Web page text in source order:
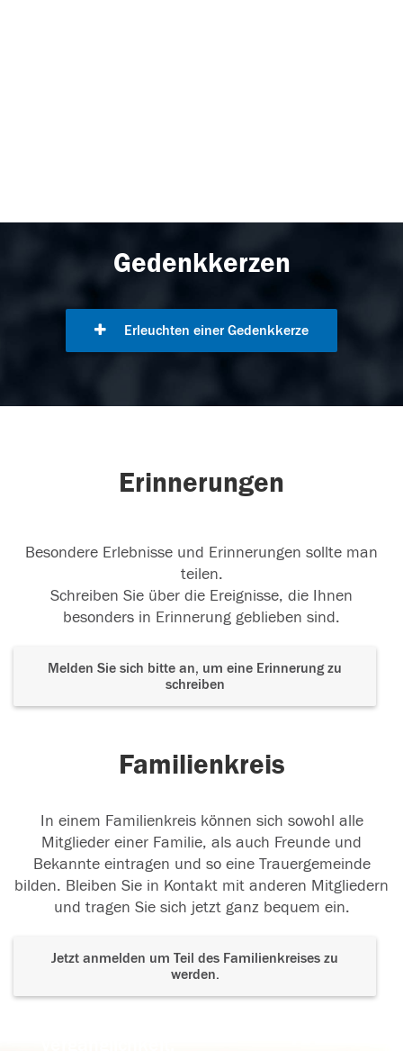
Gedenkkerzen
Erleuchten einer Gedenkkerze
Erinnerungen
Besondere Erlebnisse und Erinnerungen sollte man
teilen.
Schreiben Sie über die Ereignisse, die Ihnen
besonders in Erinnerung geblieben sind.
Melden Sie sich bitte an, um eine Erinnerung zu
schreiben
Familienkreis
In einem Familienkreis können sich sowohl alle
Mitglieder einer Familie, als auch Freunde und
Bekannte eintragen und so eine Trauergemeinde
bilden. Bleiben Sie in Kontakt mit anderen Mitgliedern
und tragen Sie sich jetzt ganz bequem ein.
Jetzt anmelden um Teil des Familienkreises zu
werden.